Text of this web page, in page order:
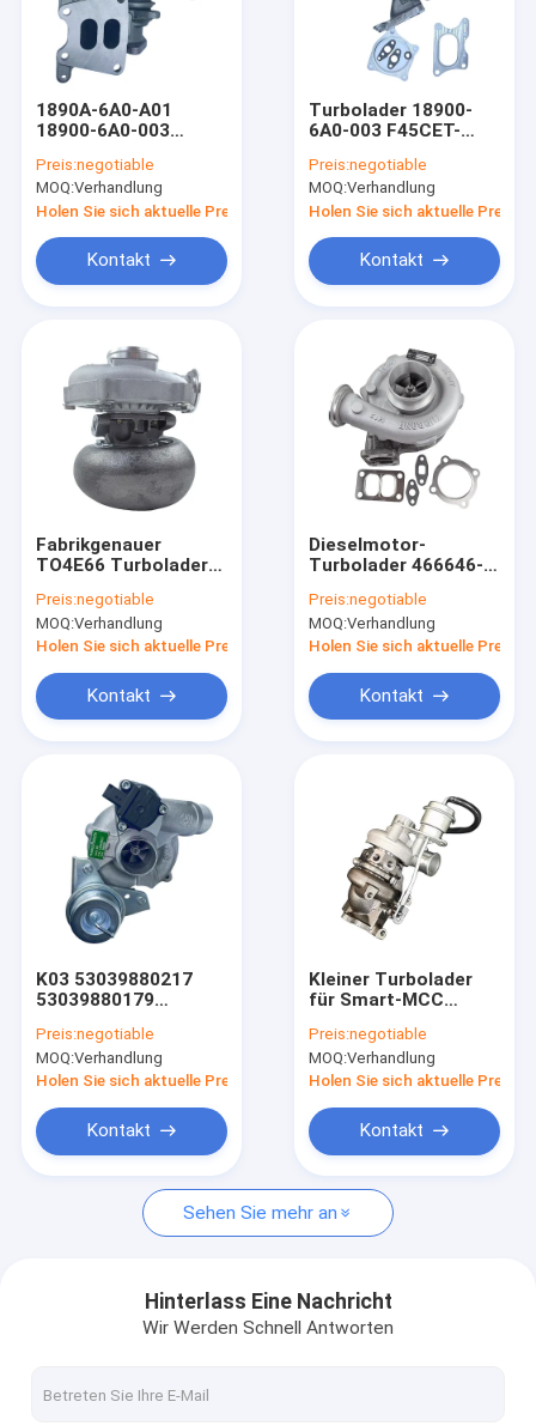
Produkte
Über uns
Fabrik-Ausflug
Nachrichten
Energie-Turbolader
Perkins Turbocharger
Toyota-Turbolader
dieselerpillar-Turbolader
1890A-6A0-A01
18900-6A0-003
14039149-102
14039149-103
Turbolader
14039149-104 Für
den Honda Acura
1.5T 2018-2022Y
Preis:negotiable
MOQ:Verhandlung
Holen Sie sich aktuelle Preis
Kontakt
Turbolader 18900-
6A0-003 F45CET-
S0018G VA400018
VB400018 Turbolader
Kern für Honda
ACCORD L15BN 1.5T
Preis:negotiable
MOQ:Verhandlung
Holen Sie sich aktuelle Preis
Kontakt
Fabrikgenauer
TO4E66 Turbolader
OM366A Motor Neuer
Diesel kompatible
Teilnummern
GARRET
Preis:negotiable
MOQ:Verhandlung
Holen Sie sich aktuelle Preis
Kontakt
Dieselmotor-
Turbolader 466646-
TO4E66 466646-
5041S 3660965499
Für Benz
Preis:negotiable
MOQ:Verhandlung
Holen Sie sich aktuelle Preis
Kontakt
K03 53039880217
53039880179
53039700217
53039700179 TURBO
Turbolader für den
Citroen mit EP6DT-
Motor
Preis:negotiable
MOQ:Verhandlung
Holen Sie sich aktuelle Preis
Kontakt
Kleiner Turbolader
für Smart-MCC
84 PS Auto
TD025M1-08T2-3.3
49173-02010
1515A099 Turbos
Preis:negotiable
MOQ:Verhandlung
Holen Sie sich aktuelle Preis
Kontakt
Sehen Sie mehr an
Hinterlass Eine Nachricht
Wir Werden Schnell Antworten